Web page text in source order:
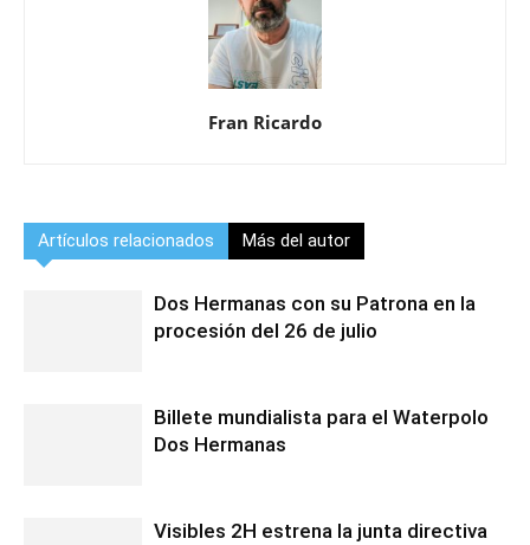
Fran Ricardo
Artículos relacionados Más del autor
Dos Hermanas con su Patrona en la
procesión del 26 de julio
Billete mundialista para el Waterpolo
Dos Hermanas
Visibles 2H estrena la junta directiva